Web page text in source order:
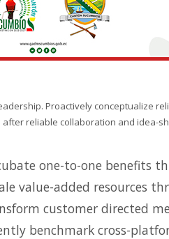
Proactively conceptualize
reliable collaboration and idea-
one-to-one benefits
value-added resources
customer directed
benchmark cross-